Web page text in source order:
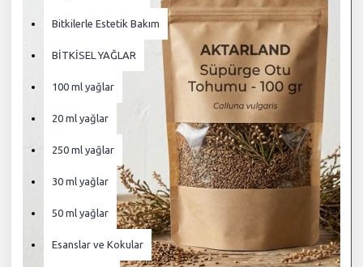
Bitkilerle Estetik Bakım
BİTKİSEL YAĞLAR
100 ml yağlar
20 ml yağlar
250 ml yağlar
30 ml yağlar
50 ml yağlar
Esanslar ve Kokular